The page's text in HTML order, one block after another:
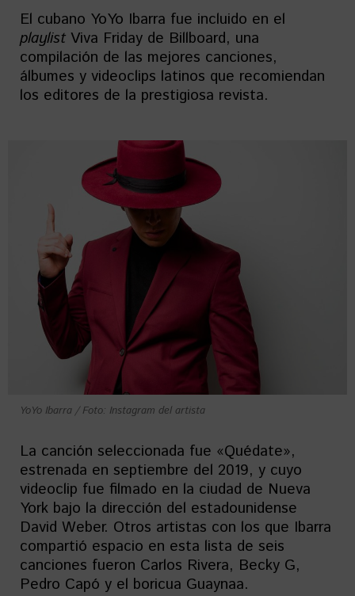
El cubano YoYo Ibarra fue incluido en el
playlist Viva Friday de Billboard, una
compilación de las mejores canciones,
álbumes y videoclips latinos que recomiendan
los editores de la prestigiosa revista.
YoYo Ibarra / Foto: Instagram del artista
La canción seleccionada fue «Quédate»,
estrenada en septiembre del 2019, y cuyo
videoclip fue filmado en la ciudad de Nueva
York bajo la dirección del estadounidense
David Weber. Otros artistas con los que Ibarra
compartió espacio en esta lista de seis
canciones fueron Carlos Rivera, Becky G,
Pedro Capó y el boricua Guaynaa.